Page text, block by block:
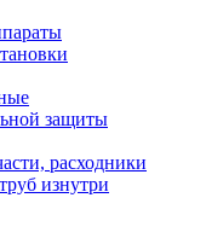
защиты
расходники
изнутри